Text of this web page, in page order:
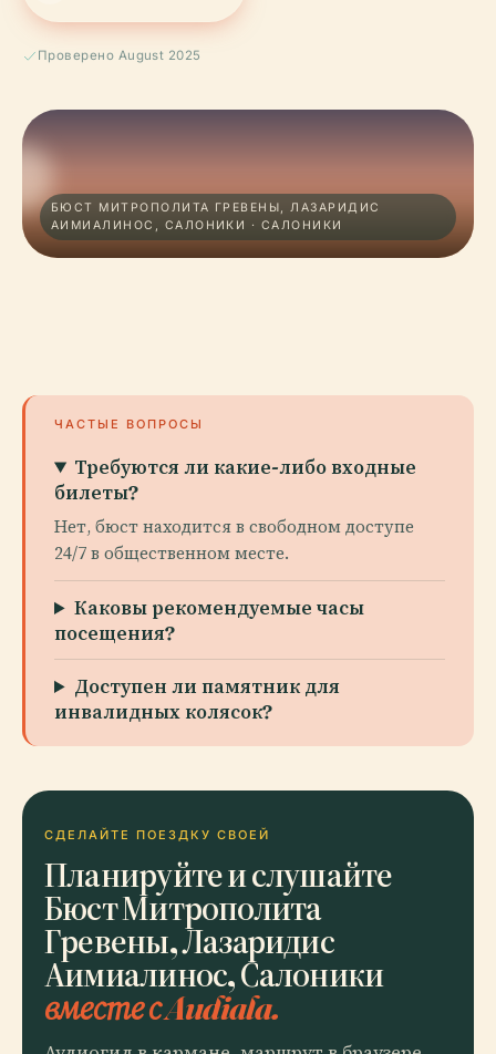
Проверено August 2025
БЮСТ МИТРОПОЛИТА ГРЕВЕНЫ, ЛАЗАРИДИС
АИМИАЛИНОС, САЛОНИКИ · САЛОНИКИ
ЧАСТЫЕ ВОПРОСЫ
Требуются ли какие-либо входные
билеты?
Нет, бюст находится в свободном доступе
24/7 в общественном месте.
Каковы рекомендуемые часы
посещения?
Доступен ли памятник для
инвалидных колясок?
СДЕЛАЙТЕ ПОЕЗДКУ СВОЕЙ
Планируйте и слушайте
Бюст Митрополита
Гревены, Лазаридис
Аимиалинос, Салоники
вместе с Audiala.